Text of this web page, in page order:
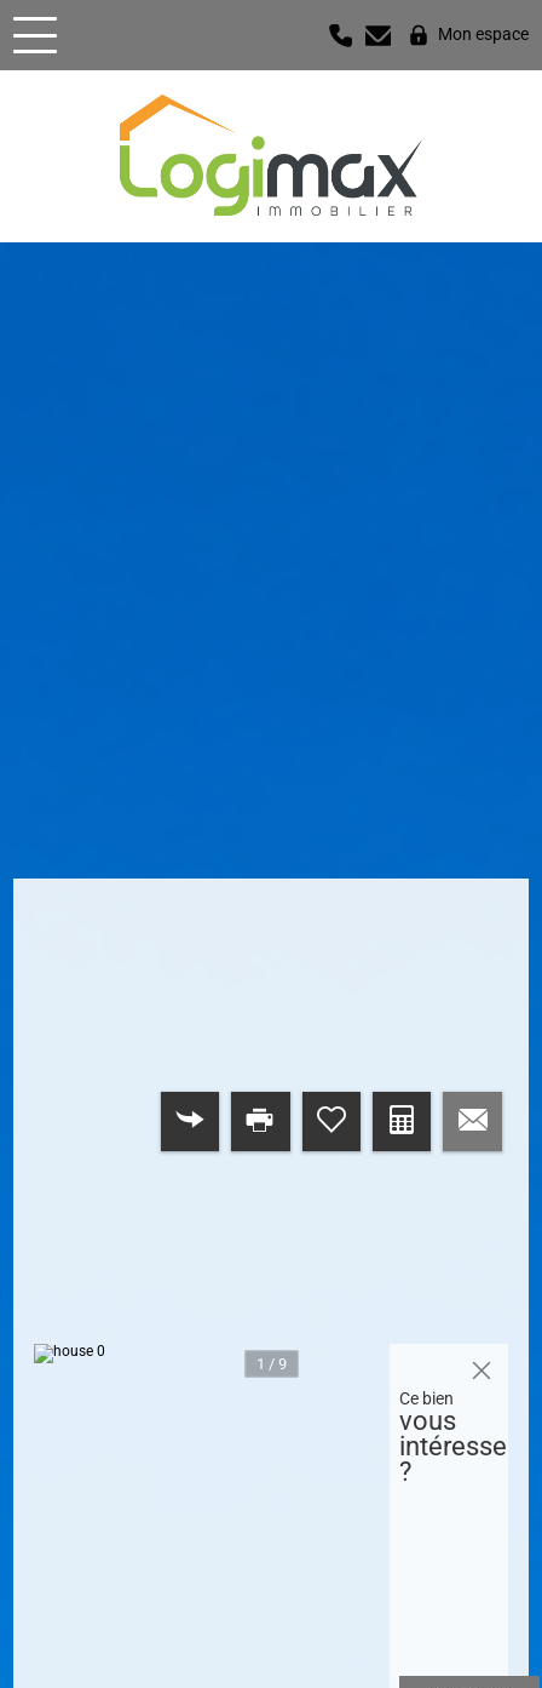
Mon espace
Ce bien
vous
intéresse
?
1 / 9